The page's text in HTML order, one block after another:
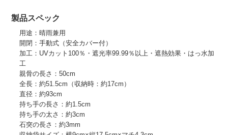
製品スペック
用途：晴雨兼用
開閉：手動式（安全カバー付）
加工：UVカット100％・遮光率99.99％以上・遮熱効果・はっ水加
工
親骨の長さ：50cm
全長：約51.5cm（収納時：約17cm）
直径：約93cm
持ち手の長さ：約1.5cm
持ち手の太さ：約3cm
石突の長さ：約3mm